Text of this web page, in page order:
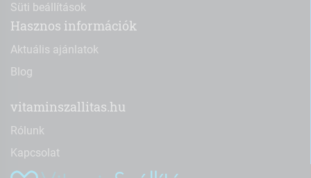
Süti beállítások
Hasznos információk
Aktuális ajánlatok
Blog
vitaminszallitas.hu
Rólunk
Kapcsolat